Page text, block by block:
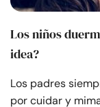
Los niños
idea?
Los padres
por cuidar y